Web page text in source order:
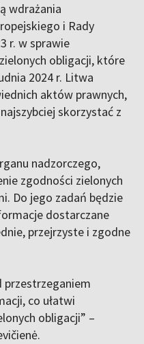
wdrażania
i Rady
r. w sprawie
obligacji, które
2024 r. Litwa
aktów prawnych,
skorzystać z
nadzorczego,
zgodności zielonych
Do jego zadań będzie
dostarczane
przejrzyste i zgodne
przestrzeganiem
co ułatwi
obligacji” –